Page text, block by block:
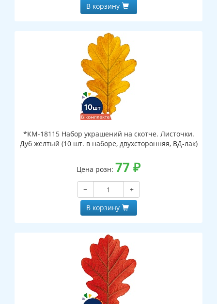
В корзину
*КМ-18115 Набор украшений на скотче. Листочки.
Дуб желтый (10 шт. в наборе, двухсторонняя, ВД-лак)
Цена розн: 77 ₽
−
+
В корзину